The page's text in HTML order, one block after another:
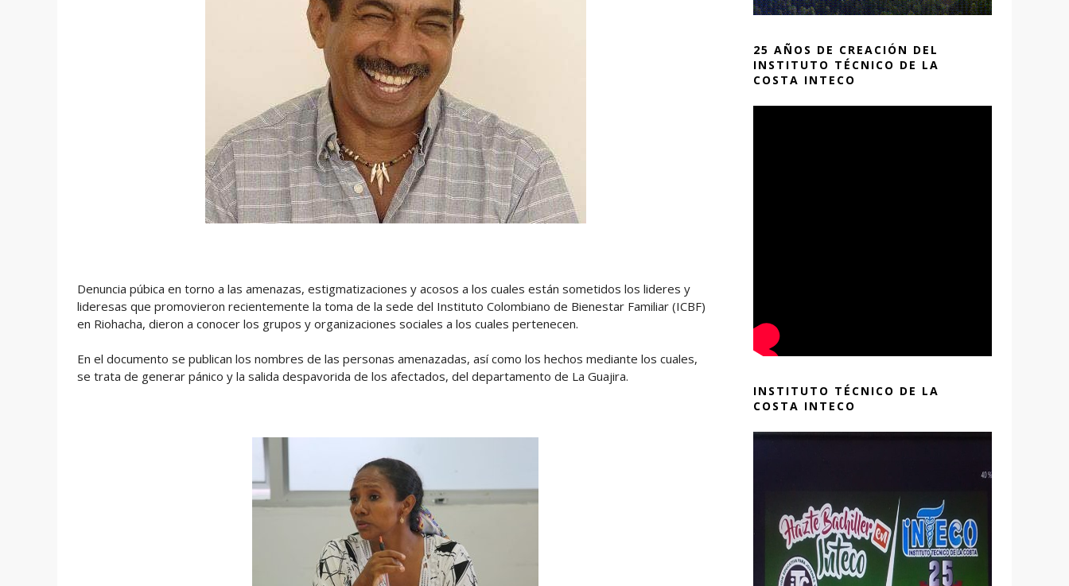
Denuncia púbica en torno a las amenazas, estigmatizaciones y acosos a los cuales están sometidos los lideres y
lideresas que promovieron recientemente la toma de la sede del Instituto Colombiano de Bienestar Familiar (ICBF)
en Riohacha, dieron a conocer los grupos y organizaciones sociales a los cuales pertenecen.
En el documento se publican los nombres de las personas amenazadas, así como los hechos mediante los cuales,
se trata de generar pánico y la salida despavorida de los afectados, del departamento de La Guajira.
25 AÑOS DE CREACIÓN DEL
INSTITUTO TÉCNICO DE LA
COSTA INTECO
INSTITUTO TÉCNICO DE LA
COSTA INTECO